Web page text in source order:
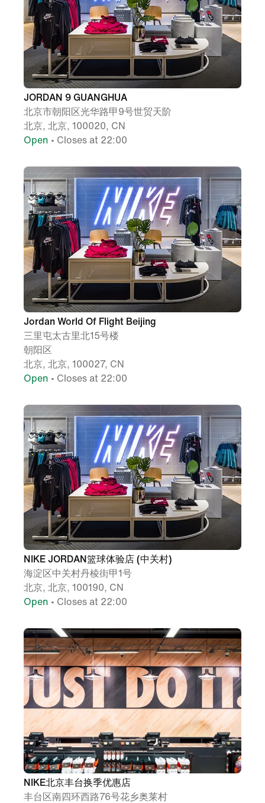
JORDAN 9 GUANGHUA
北京市朝阳区光华路甲9号世贸天阶
北京, 北京, 100020, CN
Open • Closes at 22:00
Jordan World Of Flight Beijing
三里屯太古里北15号楼
朝阳区
北京, 北京, 100027, CN
Open • Closes at 22:00
NIKE JORDAN篮球体验店 (中关村)
海淀区中关村丹棱街甲1号
北京, 北京, 100190, CN
Open • Closes at 22:00
NIKE北京丰台换季优惠店
丰台区南四环西路76号花乡奥莱村